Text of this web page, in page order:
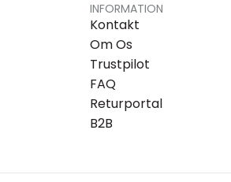
INFORMATION
Kontakt
Om Os
Trustpilot
FAQ
Returportal
B2B